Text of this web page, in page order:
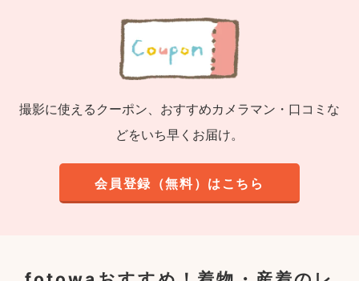
撮影に使えるクーポン、おすすめカメラマン・口コミな
どをいち早くお届け。
会員登録（無料）はこちら